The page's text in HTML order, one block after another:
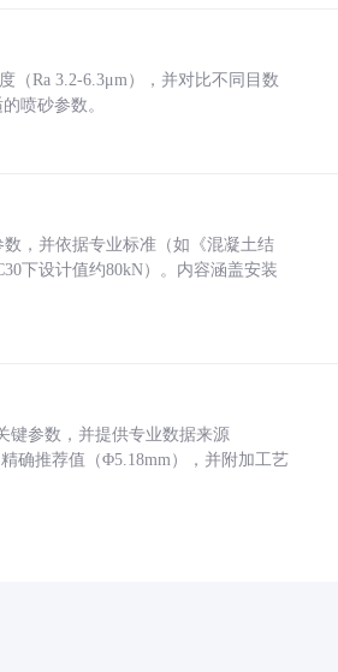
（Ra 3.2-6.3μm），并对比不同目数
喷砂参数。
，并依据专业标准（如《混凝土结
下设计值约80kN）。内容涵盖安装
键参数，并提供专业数据来源
确推荐值（Φ5.18mm），并附加工艺